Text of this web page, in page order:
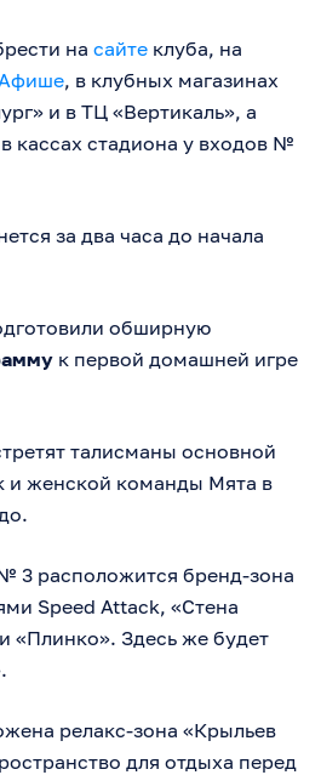
на сайте клуба, на
, в клубных магазинах
и в ТЦ «Вертикаль», а
кассах стадиона у входов №
за два часа до начала
обширную
к первой домашней игре
талисманы основной
женской команды Мята в
3 расположится бренд-зона
Speed Attack, «Стена
«Плинко». Здесь же будет
релакс-зона «Крыльев
для отдыха перед